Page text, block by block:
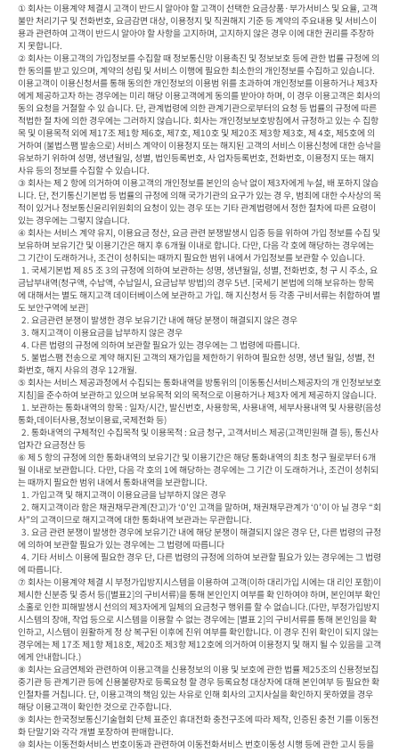
① 회사는 이용계약 체결시 고객이 반드시 알아야 할 고객이 선택한 요금상품·부가서비스 및 요율, 고객
불만 처리기구 및 전화번호, 요금감면 대상, 이용정지 및 직권해지 기준 등 계약의 주요내용 및 서비스이
용과 관련하여 고객이 반드시 알아야 할 사항을 고지하며, 고지하지 않은 경우 이에 대한 권리를 주장하
지 못합니다.
② 회사는 이용고객의 가입정보를 수집할 때 정보통신망 이용촉진 및 정보보호 등에 관한 법률 규정에 의
한 동의를 받고 있으며, 계약의 성립 및 서비스 이행에 필요한 최소한의 개인정보를 수집하고 있습니다.
이용고객이 이용신청서를 통해 동의한 개인정보의 이용범 위를 초과하여 개인정보를 이용하거나 제3자
에게 제공하고자 하는 경우에는 미리 해당 이용고객에게 동의를 받아야 하며, 이 경우 이용고객은 회사의
동의 요청을 거절할 수 있 습니다. 단, 관계법령에 의한 관계기관으로부터의 요청 등 법률의 규정에 따른
적법한 절 차에 의한 경우에는 그러하지 않습니다. 회사는 개인정보보호방침에서 규정하고 있는 수 집항
목 및 이용목적 외에 제17조 제1항 제6호, 제7호, 제10호 및 제20조 제3항 제3호, 제 4호, 제5호에 의
거하여 (불법스팸 발송으로) 서비스 계약이 이용정지 또는 해지된 고객의 서비스 이용신청에 대한 승낙을
유보하기 위하여 성명, 생년월일, 성별, 법인등록번호, 사 업자등록번호, 전화번호, 이용정지 또는 해지
사유 등의 정보를 수집할 수 있습니다.
③ 회사는 제 2 항에 의거하여 이용고객의 개인정보를 본인의 승낙 없이 제3자에게 누설, 배 포하지 않습
니다. 단, 전기통신기본법 등 법률의 규정에 의해 국가기관의 요구가 있는 경 우, 범죄에 대한 수사상의 목
적이 있거나 정보통신윤리위원회의 요청이 있는 경우 또는 기타 관계법령에서 정한 절차에 따른 요령이
있는 경우에는 그렇지 않습니다.
④ 회사는 서비스 계약 유지, 이용요금 정산, 요금 관련 분쟁발생시 입증 등을 위하여 가입 정보를 수집 및
보유하며 보유기간 및 이용기간은 해지 후 6개월 이내로 합니다. 다만, 다음 각 호에 해당하는 경우에는
그 기간이 도래하거나, 조건이 성취되는 때까지 필요한 범위 내에서 가입정보를 보관할 수 있습니다.
금납부내역(청구액, 수납액, 수납일시, 요금납부 방법)의 경우 5년. [국세기 본법에 의해 보유하는 항목
에 대해서는 별도 해지고객 데이터베이스에 보관하고 가입. 해 지신청서 등 각종 구비서류는 취합하여 별
도 보안구역에 보관]
화번호, 해지 사유의 경우 12개월.
⑤ 회사는 서비스 제공과정에서 수집되는 통화내역을 방통위의 [이동통신서비스제공자의 개 인정보보호
지침]을 준수하여 보관하고 있으며 보유목적 외의 목적으로 이용하거나 제3자 에게 제공하지 않습니다.
통화,데이터사용,정보이용료,국제전화 등)
업자간 요금정산 등
⑥ 제 5 항의 규정에 의한 통화내역의 보유기간 및 이용기간은 해당 통화내역의 최초 청구 월로부터 6개
월 이내로 보관합니다. 다만, 다음 각 호의 1에 해당하는 경우에는 그 기간 이 도래하거나, 조건이 성취되
는 때까지 필요한 범위 내에서 통화내역을 보관합니다.
사”의 고객이므로 해지고객에 대한 통화내역 보관과는 무관합니다.
에 의하여 보관할 필요가 있는 경우에는 그 법령에 따릅니다
에 따릅니다.
⑦ 회사는 이용계약 체결 시 부정가입방지시스템을 이용하여 고객(이하 대리가입 시에는 대 리인 포함)이
제시한 신분증 및 증서 등([별표2]의 구비서류)을 통해 본인인지 여부를 확 인하여야 하며, 본인여부 확인
소홀로 인한 피해발생시 선의의 제3자에게 일체의 요금청구 행위를 할 수 없습니다.(다만, 부정가입방지
시스템의 장애, 작업 등으로 시스템을 이용할 수 없는 경우에는 [별표 2]의 구비서류를 통해 본인임을 확
인하고, 시스템이 원활하게 정 상 복구된 이후에 진위 여부를 확인합니다. 이 경우 진위 확인이 되지 않는
경우에는 제 17조 제1항 제18호, 제20조 제3항 제12호에 의거하여 이용정지 및 해지 될 수 있음을 고객
에게 안내합니다.)
⑧ 회사는 요금연체와 관련하여 이용고객을 신용정보의 이용 및 보호에 관한 법률 제25조의 신용정보집
중기관 등 관계기관 등에 신용불량자로 등록요청 할 경우 등록요청 대상자에 대해 본인여부 등 필요한 확
인절차를 거칩니다. 단, 이용고객의 책임 있는 사유로 인해 회사의 고지사실을 확인하지 못하였을 경우
해당 이용고객이 확인한 것으로 간주합니다.
⑨ 회사는 한국정보통신기술협회 단체 표준인 휴대전화 충전구조에 따라 제작, 인증된 충전 기를 이동전
화 단말기와 각각 개별 포장하여 판매합니다.
⑩ 회사는 이동전화서비스 번호이동과 관련하여 이동전화서비스 번호이동성 시행 등에 관한 고시 등을